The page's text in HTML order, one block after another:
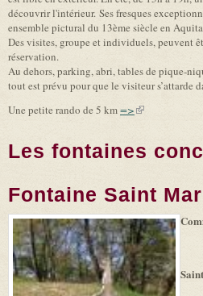
découvrir l'intérieur. Ses fresques
ensemble pictural du 13ème siècle en
Des visites, groupe et individuels, peuvent
réservation.
Au dehors, parking, abri, tables de pique-
tout est prévu pour que le visiteur s’attarde
Une petite rando de 5 km=>(link is external)
Les fontaines
Fontaine Saint
Leaflet (link
|
Tiles
(link is
external)
©
Microsoft
and
suppliers